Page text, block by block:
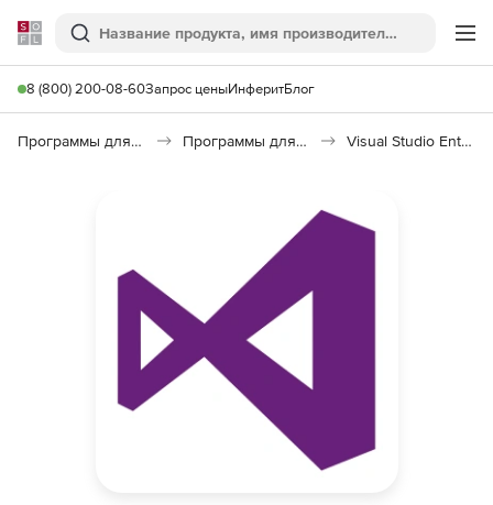
Softline
Поиск
8 (800) 200-08-60Запрос ценыИнферитБлог
Программы для программирования Программы для разработки ПО Visual Studio Enterprise